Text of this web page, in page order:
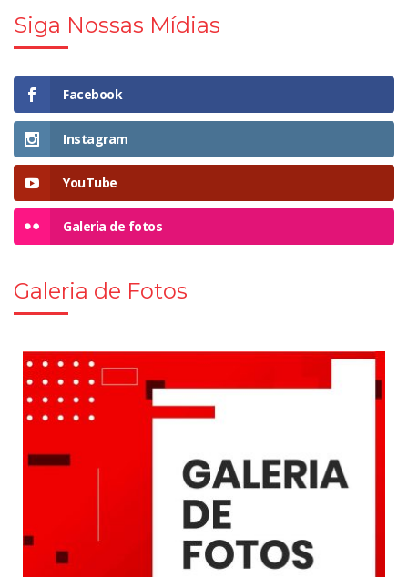
Siga Nossas Mídias
Facebook
Instagram
YouTube
Galeria de fotos
Galeria de Fotos